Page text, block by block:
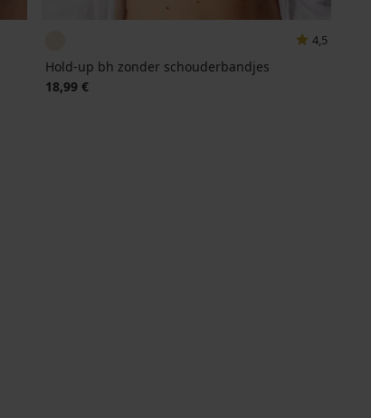
4,5
Hold-up bh zonder schouderbandjes
18,99 €